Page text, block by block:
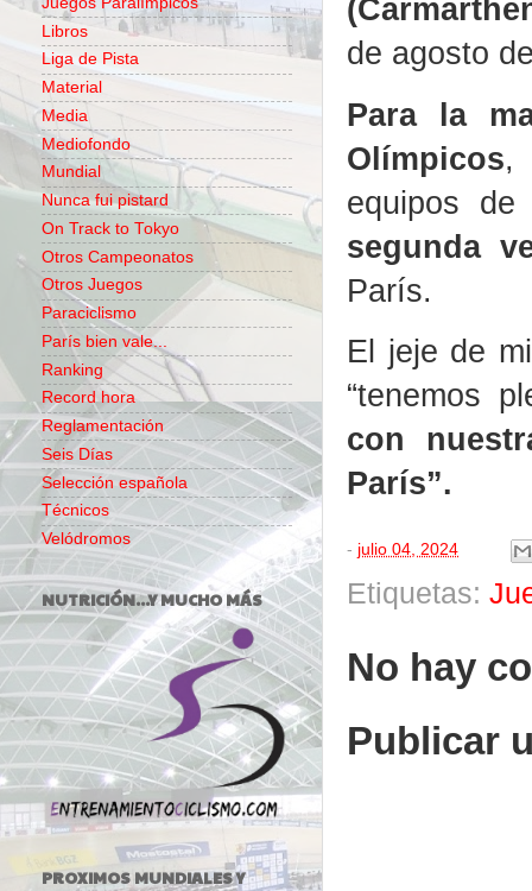
de agosto
Para la
Olímpicos,
equipos
segunda
París.
El jeje de
“tenemos
con
París”.
- julio 04, 2024
Etiquetas:
No hay
Publicar
Libros
Liga de Pista
Material
Media
Mediofondo
Mundial
Nunca fui pistard
On Track to Tokyo
Otros Campeonatos
Otros Juegos
Paraciclismo
París bien vale...
Ranking
Record hora
Reglamentación
Seis Días
Selección española
Técnicos
Velódromos
NUTRICIÓN...Y MUCHO MÁS
PROXIMOS MUNDIALES Y